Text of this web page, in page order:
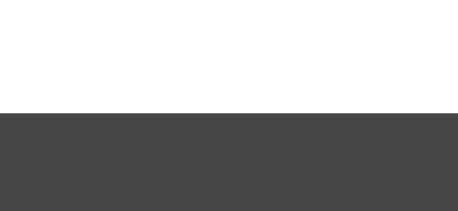
kan